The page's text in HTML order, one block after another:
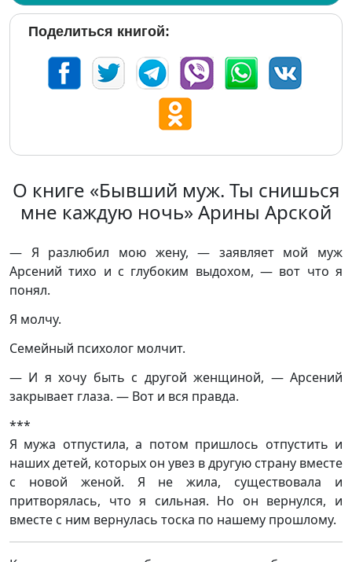
Поделиться книгой:
О книге «Бывший муж. Ты снишься
мне каждую ночь» Арины Арской
— Я разлюбил мою жену, — заявляет мой муж
Арсений тихо и с глубоким выдохом, — вот что я
понял.
Я молчу.
Семейный психолог молчит.
— И я хочу быть с другой женщиной, — Арсений
закрывает глаза. — Вот и вся правда.
***
Я мужа отпустила, а потом пришлось отпустить и
наших детей, которых он увез в другую страну вместе
с новой женой. Я не жила, существовала и
притворялась, что я сильная. Но он вернулся, и
вместе с ним вернулась тоска по нашему прошлому.